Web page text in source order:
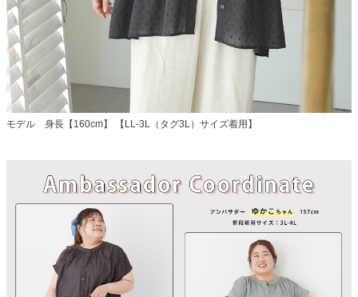
モデル 身長【160cm】 【LL-3L（タグ3L）サイズ着用】